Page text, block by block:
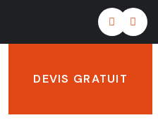
DEVIS GRATUIT